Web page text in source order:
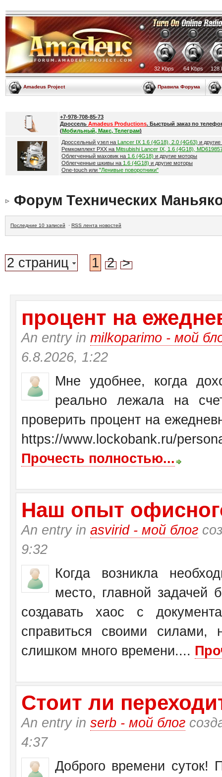
32 Kbps 64 Kbps 128
Amadeus Project Правила Форума
+7-978-708-85-73
Дроссель Amadeus Productions. Быстрый заказ по
(Мобильный, Макс, Телеграм)
Дроссельный узел на Lancer IX 1.6 (4G18), 2.0 (4G63) и
Ремкомплект РХХ на Mitsubishi Lancer IX, 1.6 (4G18),
Облегченный маховик на 1.6 (4G18) и другие моторы
Облегченные шкивы на 1.6 (4G18) и другие моторы
One-touch или "Ленивые поворотники"
Форум Технических
Последние 10 записей · RSS лента новостей
2 страниц 1 2 >
процент на
An entry in milkoparimo - мой
6.8.2026, 1:22
Мне удобнее, когда
реально лежала на
проверить процент на
https://www.lockobank.ru/
Прочесть полностью...
Наш опыт
An entry in asvirid - мой блог
9:32
Когда возникла
место, главной задачей
создавать хаос с
справиться своими
слишком много времени....
Стоит ли
An entry in serb - мой блог
4:37
Доброго времени суток!